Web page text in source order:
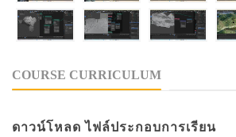
COURSE CURRICULUM
ดาวน์โหลด ไฟล์ประกอบการเรียน